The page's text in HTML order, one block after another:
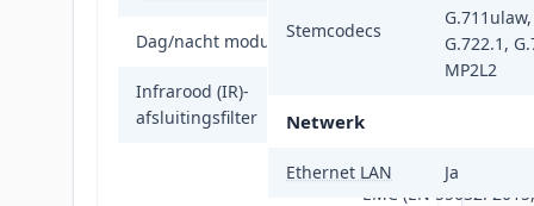
Dag/nacht modus Ja
Infrarood (IR)-
afsluitingsfilter
FCC (47 CFR 15, B);
EMC (EN 55032:
Stemcodecs
G.711ulaw,
G.722.1,
MP2L2
Netwerk
Ethernet LAN Ja